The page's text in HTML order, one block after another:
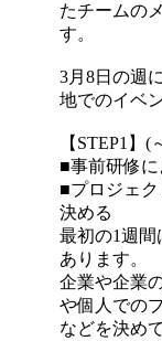
たチームの
す。
3月8日の週
地でのイベ
【STEP1】
■事前研修
■プロジェ
決める
最初の1週
あります。
企業や企業
や個人での
などを決め